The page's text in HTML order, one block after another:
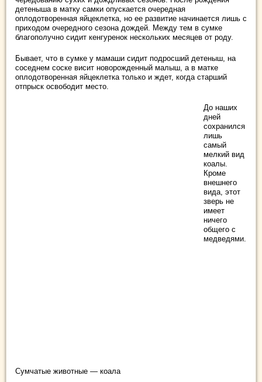
детеныша в матку самки опускается очередная
оплодотворенная яйцеклетка, но ее развитие начинается лишь с
приходом очередного сезона дождей. Между тем в сумке
благополучно сидит кенгуренок нескольких месяцев от роду.
Бывает, что в сумке у мамаши сидит подросший детеныш, на
соседнем соске висит новорожденный малыш, а в матке
оплодотворенная яйцеклетка только и ждет, когда старший
отпрыск освободит место.
Сумчатые животные — коала
До наших
дней
сохранился
лишь
самый
мелкий вид
коалы.
Кроме
внешнего
вида, этот
зверь не
имеет
ничего
общего с
медведями.